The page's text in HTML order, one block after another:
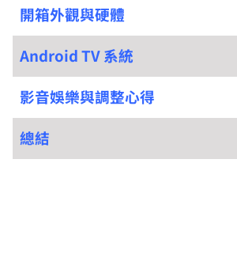
開箱外觀與硬體
Android TV 系統
影音娛樂與調整心得
總結